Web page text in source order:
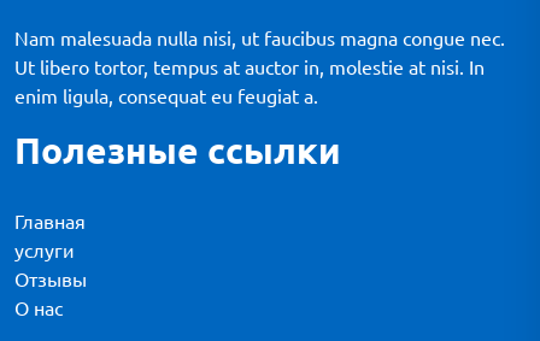
Nam malesuada nulla nisi, ut faucibus magna congue nec.
Ut libero tortor, tempus at auctor in, molestie at nisi. In
enim ligula, consequat eu feugiat a.
Полезные ссылки
Главная
услуги
Отзывы
О нас